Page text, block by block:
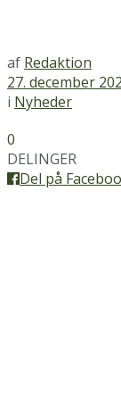
af Redaktion
27. december
i Nyheder
0
DELINGER
Del på